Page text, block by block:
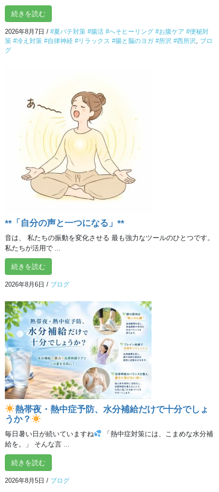
カテゴリー ブログ
自らが健康を創る力を高めまし
ょう！
2019年9月4日
次の記事
今月は半額！
2019年9月17日
オンライン体験クラス
最近の投稿
暑いときにも温かいお茶を味わう時間
2026年8月9日
# 熱中症対策
続きを読む
2026年8月7日 / #夏バテ対策 #腸活 #へそヒーリング #お腹ケア #便秘対
策 #冷え対策 #自律神経 #リラックス #腸と脳のヨガ #所沢 #西所沢 , ブロ
グ
**「自分の声と一つになる」**
音は、 私たちの振動を変化させる 最も強力なツールのひとつです。
私たちが活用で ...
続きを読む
2026年8月6日 / ブログ
熱帯夜・熱中症予防、水分補給だけで十分でしょ
うか？
毎日暑い日が続いていますね
「熱中症対策には、こまめな水分補
給を。」 そんな言 ...
続きを読む
2026年8月5日 / ブログ